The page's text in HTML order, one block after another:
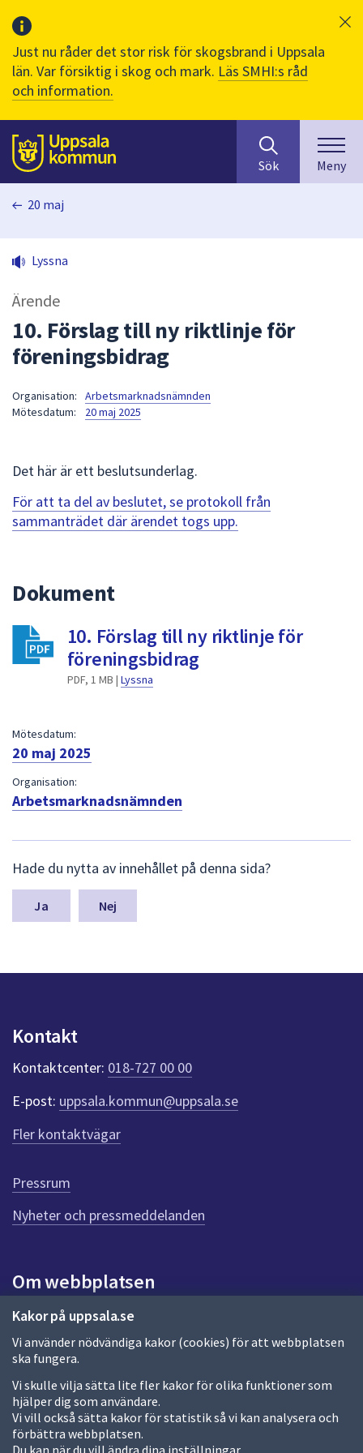
Just nu råder det stor risk för skogsbrand i Uppsala
län. Var försiktig i skog och mark. Läs SMHI:s råd
och information.
Till sidans
huvudinnehåll
efter
innehåll
på
sökfältet
kommer
för
att
navigera
för
Sök Meny
Kakor på uppsala.se
Vi använder nödvändiga kakor (cookies) för att webbplatsen
ska fungera.
Vi skulle vilja sätta lite fler kakor för olika funktioner som
hjälper dig som användare.
Vi vill också sätta kakor för statistik så vi kan analysera och
förbättra webbplatsen.
Du kan när du vill ändra dina inställningar.
20 maj
Lyssna
Ärende
10. Förslag till ny riktlinje för
föreningsbidrag
Organisation:
Arbetsmarknadsnämnden
Mötesdatum:
20 maj 2025
Det här är ett beslutsunderlag.
För att ta del av beslutet, se protokoll från
sammanträdet där ärendet togs upp.
Dokument
10. Förslag till ny riktlinje för
föreningsbidrag
PDF, 1 MB | Lyssna
Mötesdatum:
20 maj 2025
Organisation:
Arbetsmarknadsnämnden
ä
m
a
n
k
t
e
r
f
ö
r
e
n
n
a
d
a
Hade du nytta av innehållet på denna sida?
Nej
Kontakt
Kontaktcenter: 018-727 00 00
E-post: uppsala.kommun@uppsala.se
Fler kontaktvägar
Pressrum
Nyheter och pressmeddelanden
Om webbplatsen
Om webbplatsen
Allmänna handlingar och diarium
Behandling av personuppgifter
Kakor
Språk (other languages)